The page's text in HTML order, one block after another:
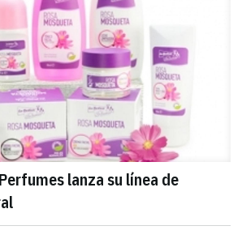
lanza su línea de